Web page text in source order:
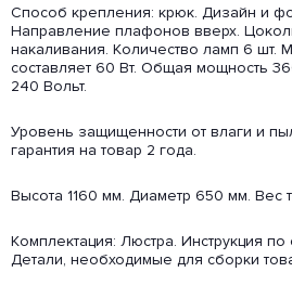
Способ крепления: крюк. Дизайн и
Направление плафонов вверх.
накаливания. Количество ламп 6 шт.
составляет 60 Вт. Общая мощность
240 Вольт.
Уровень защищенности от влаги и
гарантия на товар 2 года.
Высота 1160 мм. Диаметр 650 мм. Вес
Комплектация: Люстра. Инструкция
Детали, необходимые для сборки